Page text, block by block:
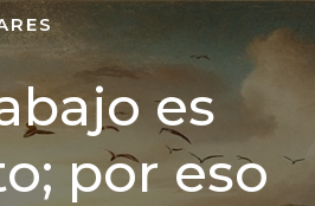
es
por eso